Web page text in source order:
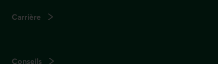
Carrière
Conseils